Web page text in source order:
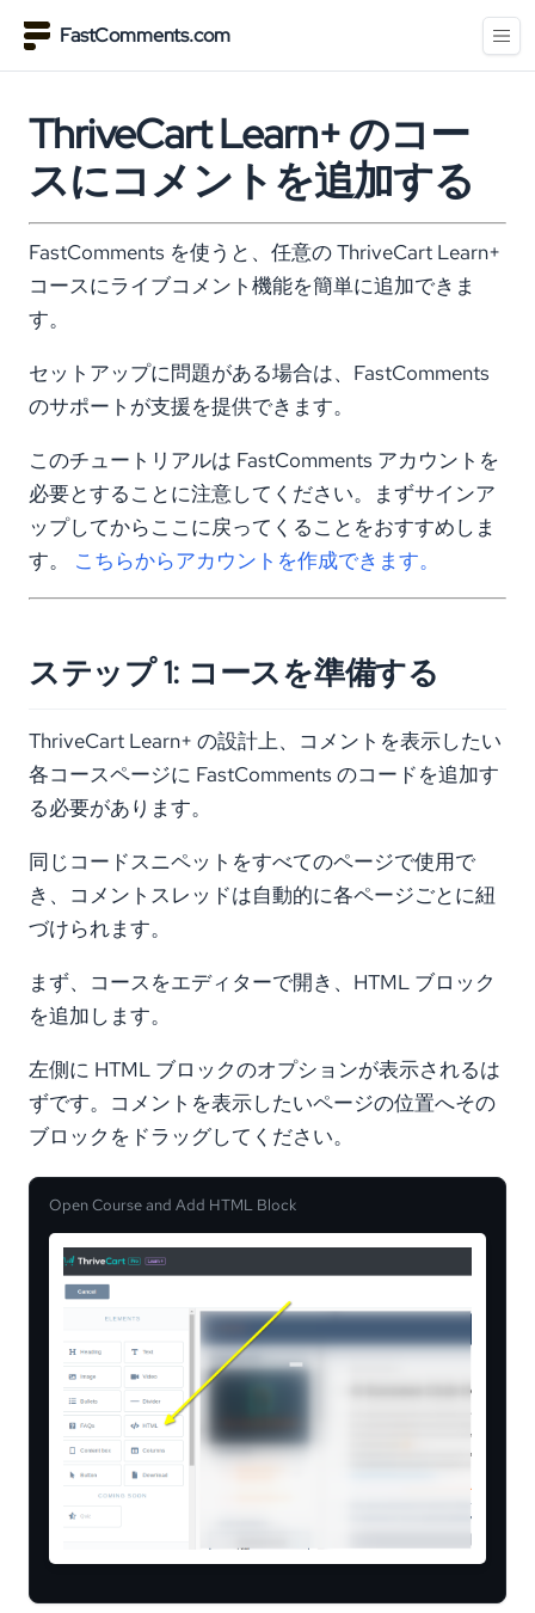
FastComments.com
ThriveCart Learn+ のコー
スにコメントを追加する
FastComments を使うと、任意の ThriveCart Learn+
コースにライブコメント機能を簡単に追加できま
す。
セットアップに問題がある場合は、FastComments
のサポートが支援を提供できます。
このチュートリアルは FastComments アカウントを
必要とすることに注意してください。まずサインア
ップしてからここに戻ってくることをおすすめしま
す。 こちらからアカウントを作成できます。
ステップ 1: コースを準備する
ThriveCart Learn+ の設計上、コメントを表示したい
各コースページに FastComments のコードを追加す
る必要があります。
同じコードスニペットをすべてのページで使用で
き、コメントスレッドは自動的に各ページごとに紐
づけられます。
まず、コースをエディターで開き、HTML ブロック
を追加します。
左側に HTML ブロックのオプションが表示されるは
ずです。コメントを表示したいページの位置へその
ブロックをドラッグしてください。
Open Course and Add HTML Block